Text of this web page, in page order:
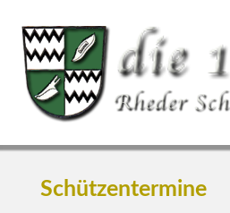
Schützentermine